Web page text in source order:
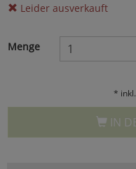
Leider ausverkauft
Menge
*
IN